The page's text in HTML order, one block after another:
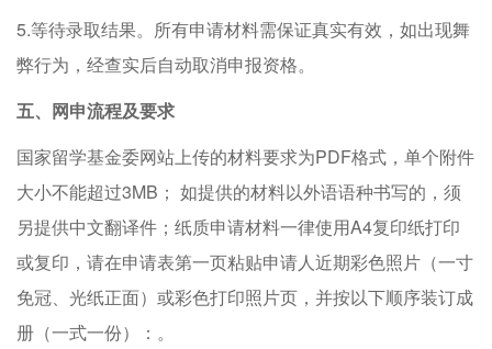
5.等待录取结果。所有申请材料需保证真实有效，如出现舞
弊行为，经查实后自动取消申报资格。
五、网申流程及要求
国家留学基金委网站上传的材料要求为PDF格式，单个附件
大小不能超过3MB； 如提供的材料以外语语种书写的，须
另提供中文翻译件；纸质申请材料一律使用A4复印纸打印
或复印，请在申请表第一页粘贴申请人近期彩色照片（一寸
免冠、光纸正面）或彩色打印照片页，并按以下顺序装订成
册（一式一份）：。